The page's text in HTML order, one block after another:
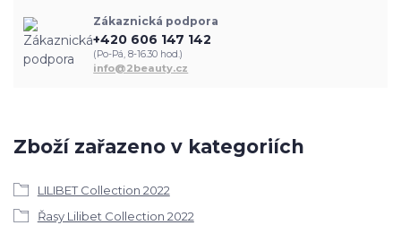
Zboží zařazeno v kategoriích
LILIBET Collection 2022
Řasy Lilibet Collection 2022
Zákaznická podpora
+420 606 147 142
(Po-Pá, 8-16.30 hod.)
info@2beauty.cz